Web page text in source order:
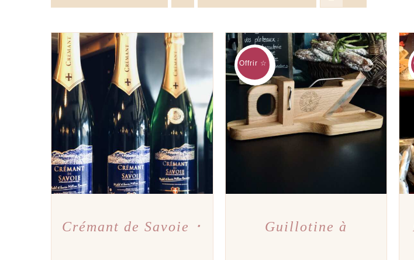
AJOUTER AU PANIER / APERÇU
Crémant de Savoie ･
Offrir ☆
AJOUTER AU PANIER / APERÇU
Guillotine à